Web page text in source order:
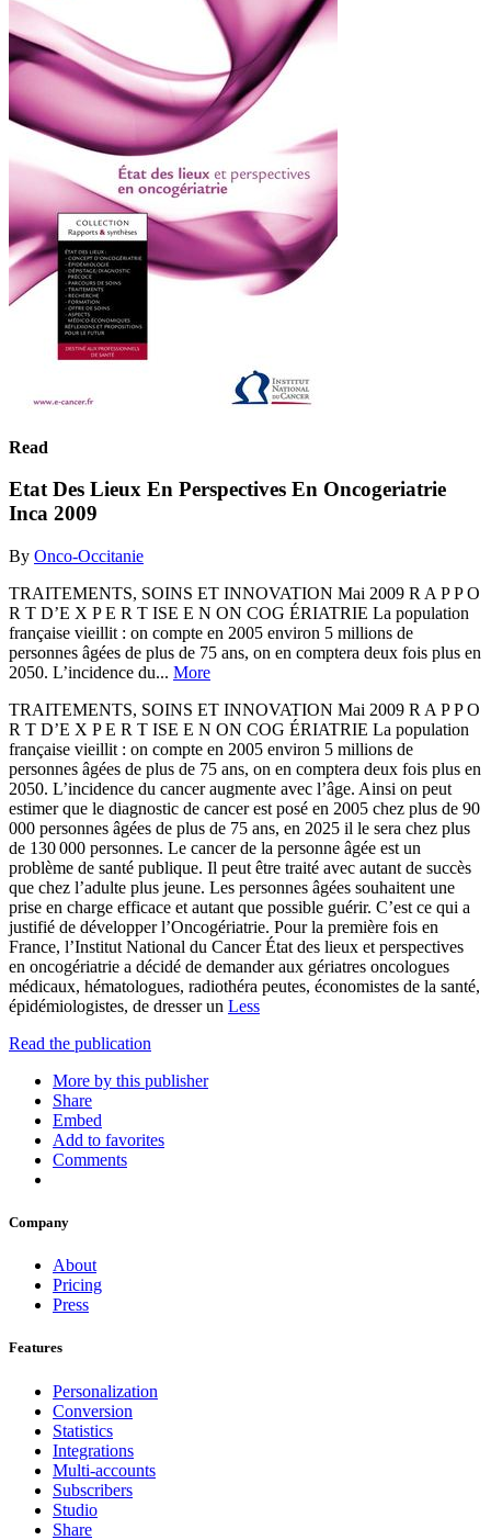
Read
Etat Des Lieux En Perspectives En Oncogeriatrie
Inca 2009
By Onco-Occitanie
TRAITEMENTS, SOINS ET INNOVATION Mai 2009 R A P P O
R T D’E X P E R T ISE E N ON COG ÉRIATRIE La population
française vieillit : on compte en 2005 environ 5 millions de
personnes âgées de plus de 75 ans, on en comptera deux fois plus en
2050. L’incidence du... More
TRAITEMENTS, SOINS ET INNOVATION Mai 2009 R A P P O
R T D’E X P E R T ISE E N ON COG ÉRIATRIE La population
française vieillit : on compte en 2005 environ 5 millions de
personnes âgées de plus de 75 ans, on en comptera deux fois plus en
2050. L’incidence du cancer augmente avec l’âge. Ainsi on peut
estimer que le diagnostic de cancer est posé en 2005 chez plus de 90
000 personnes âgées de plus de 75 ans, en 2025 il le sera chez plus
de 130 000 personnes. Le cancer de la personne âgée est un
problème de santé publique. Il peut être traité avec autant de succès
que chez l’adulte plus jeune. Les personnes âgées souhaitent une
prise en charge efficace et autant que possible guérir. C’est ce qui a
justifié de développer l’Oncogériatrie. Pour la première fois en
France, l’Institut National du Cancer État des lieux et perspectives
en oncogériatrie a décidé de demander aux gériatres oncologues
médicaux, hématologues, radiothéra­ peutes, économistes de la santé,
épidémiologistes, de dresser un Less
Read the publication
More by this publisher
Share
Embed
Add to favorites
Comments
Company
About
Pricing
Press
Features
Personalization
Conversion
Statistics
Integrations
Multi-accounts
Subscribers
Studio
Share